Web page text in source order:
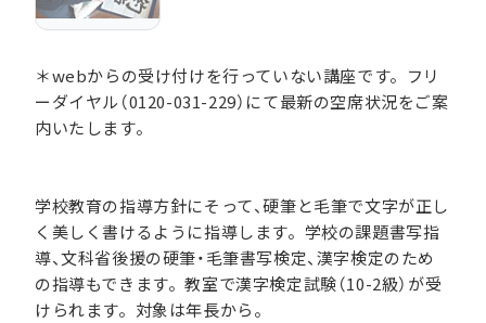
＊webからの受け付けを行っていない講座です。フリ
ーダイヤル（0120-031-229）にて最新の空席状況をご案
内いたします。
学校教育の指導方針にそって、硬筆と毛筆で文字が正し
く美しく書けるように指導します。学校の課題書写指
導、文科省後援の硬筆・毛筆書写検定、漢字検定のため
の指導もできます。教室で漢字検定試験（10-2級）が受
けられます。対象は年長から。